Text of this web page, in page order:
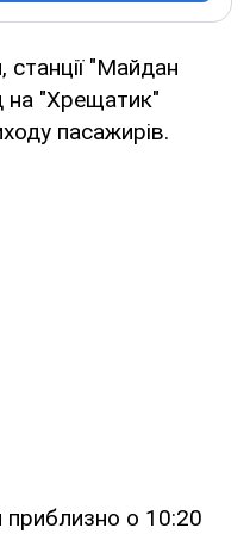
станції "Майдан
на "Хрещатик"
пасажирів.
о 10:20